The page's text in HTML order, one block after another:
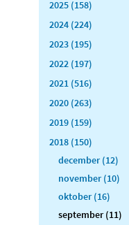
2025 (158)
2024 (224)
2023 (195)
2022 (197)
2021 (516)
2020 (263)
2019 (159)
2018 (150)
december (12)
november (10)
oktober (16)
september (11)